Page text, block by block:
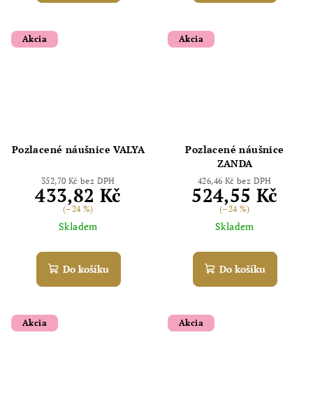
Akcia
Pozlacené náušnice VALYA
352,70 Kč bez DPH
433,82 Kč
(–24 %)
Skladem
Do košíku
Akcia
Pozlacené náušnice
ZANDA
426,46 Kč bez DPH
524,55 Kč
(–24 %)
Skladem
Do košíku
Akcia Akcia